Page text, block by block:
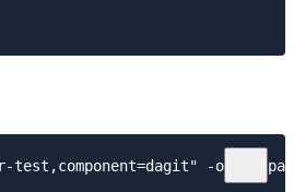
test,component=dagit" -o